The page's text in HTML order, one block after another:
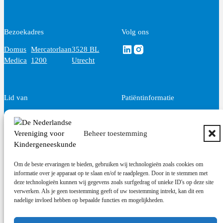
Beheer toestemming
Om de beste ervaringen te bieden, gebruiken wij technologieën zoals cookies om
informatie over je apparaat op te slaan en/of te raadplegen. Door in te stemmen met
deze technologieën kunnen wij gegevens zoals surfgedrag of unieke ID's op deze site
verwerken. Als je geen toestemming geeft of uw toestemming intrekt, kan dit een
nadelige invloed hebben op bepaalde functies en mogelijkheden.
Bezoekadres
Domus
Medica
Mercatorlaan
1200
3528 BL
Utrecht
Volg ons
Volg ons via Linkedin
Volg ons via Instagram
Lid van Patiëntinformatie